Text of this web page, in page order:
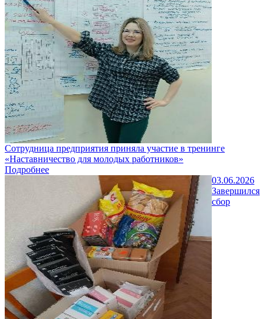
Сотрудница предприятия приняла участие в тренинге
«Наставничество для молодых работников»
Подробнее
03.06.2026
Завершился
сбор